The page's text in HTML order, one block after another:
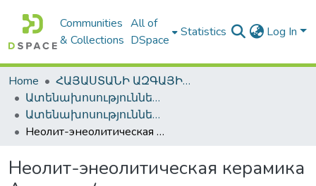
Communities
& Collections
All of
DSpace
Statistics Log In
Home
ՀԱՅԱՍՏԱՆԻ ԱԶԳԱՅԻՆ ԳՐԱԴԱՐԱՆԻ ԹՎԱՅԻՆ ՊԱՀՈՑ / DIGITAL REPOSITORY OF NLA
Ատենախոսություններ և սեղմագրեր / Theses & Abstracts
Ատենախոսություններ և սեղմագրեր / Theses & Abstracts
Неолит-энеолитическая керамика Армении (по материалам последний Араратской равнины Акнашен и Арташен) / Հայաստանի նեոլիթ-էնեոլիթյան խեցեղենը (ըստ Արարատյան դաշտի Ակնաշեն և Առատաշեն բնակատեղիների նյութերի) / Neolithic and Chalcolithic Pottery of Armenia: Based on Materials from the Settlements of the Ararat Valley Aknashen and Arata
Неолит-энеолитическая керамика